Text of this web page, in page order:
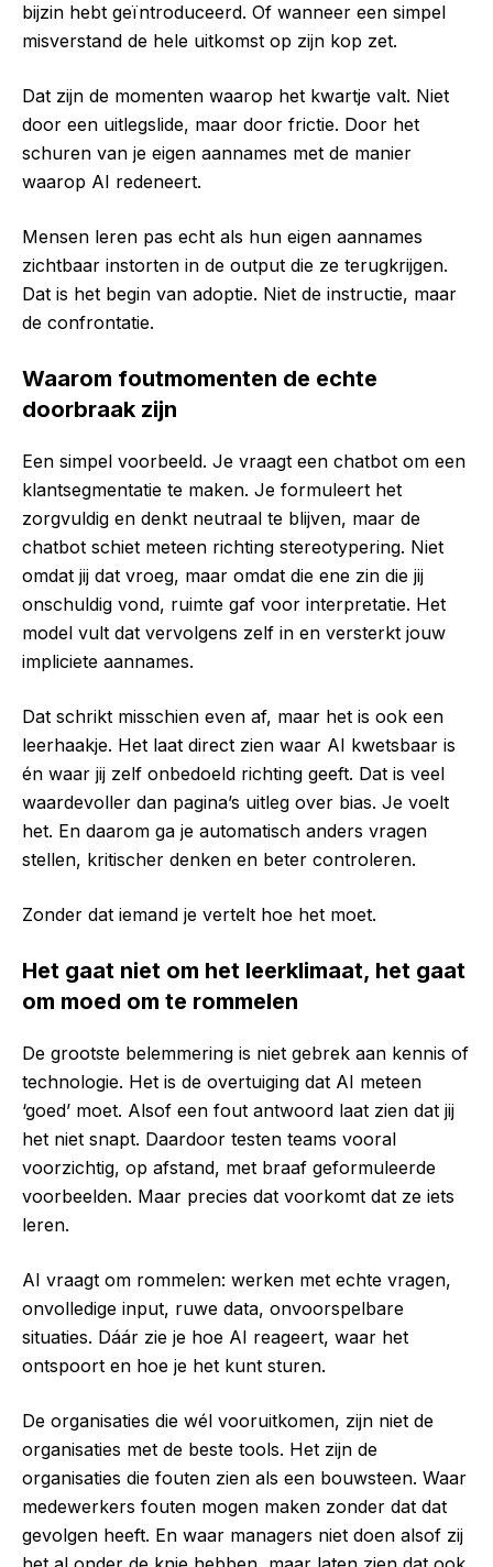
bijzin hebt geïntroduceerd. Of wanneer een simpel
misverstand de hele uitkomst op zijn kop zet.
Dat zijn de momenten waarop het kwartje valt. Niet
door een uitlegslide, maar door frictie. Door het
schuren van je eigen aannames met de manier
waarop AI redeneert.
Mensen leren pas echt als hun eigen aannames
zichtbaar instorten in de output die ze terugkrijgen.
Dat is het begin van adoptie. Niet de instructie, maar
de confrontatie.
Waarom foutmomenten de echte
doorbraak zijn
Een simpel voorbeeld. Je vraagt een chatbot om een
klantsegmentatie te maken. Je formuleert het
zorgvuldig en denkt neutraal te blijven, maar de
chatbot schiet meteen richting stereotypering. Niet
omdat jij dat vroeg, maar omdat die ene zin die jij
onschuldig vond, ruimte gaf voor interpretatie. Het
model vult dat vervolgens zelf in en versterkt jouw
impliciete aannames.
Dat schrikt misschien even af, maar het is ook een
leerhaakje. Het laat direct zien waar AI kwetsbaar is
én waar jij zelf onbedoeld richting geeft. Dat is veel
waardevoller dan pagina’s uitleg over bias. Je voelt
het. En daarom ga je automatisch anders vragen
stellen, kritischer denken en beter controleren.
Zonder dat iemand je vertelt hoe het moet.
Het gaat niet om het leerklimaat, het gaat
om moed om te rommelen
De grootste belemmering is niet gebrek aan kennis of
technologie. Het is de overtuiging dat AI meteen
‘goed’ moet. Alsof een fout antwoord laat zien dat jij
het niet snapt. Daardoor testen teams vooral
voorzichtig, op afstand, met braaf geformuleerde
voorbeelden. Maar precies dat voorkomt dat ze iets
leren.
AI vraagt om rommelen: werken met echte vragen,
onvolledige input, ruwe data, onvoorspelbare
situaties. Dáár zie je hoe AI reageert, waar het
ontspoort en hoe je het kunt sturen.
De organisaties die wél vooruitkomen, zijn niet de
organisaties met de beste tools. Het zijn de
organisaties die fouten zien als een bouwsteen. Waar
medewerkers fouten mogen maken zonder dat dat
gevolgen heeft. En waar managers niet doen alsof zij